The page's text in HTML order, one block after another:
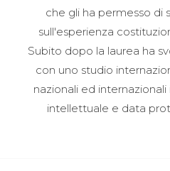
che gli ha permesso di
sull'esperienza
Subito dopo la laurea ha
con uno studio
nazionali ed
intellettuale e data